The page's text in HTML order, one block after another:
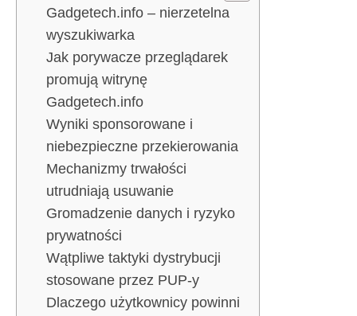
Gadgetech.info – nierzetelna
wyszukiwarka
Jak porywacze przeglądarek
promują witrynę
Gadgetech.info
Wyniki sponsorowane i
niebezpieczne przekierowania
Mechanizmy trwałości
utrudniają usuwanie
Gromadzenie danych i ryzyko
prywatności
Wątpliwe taktyki dystrybucji
stosowane przez PUP-y
Dlaczego użytkownicy powinni